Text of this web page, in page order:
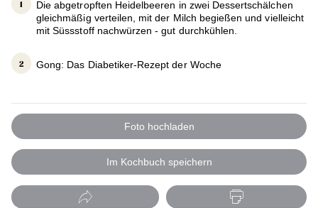
Die abgetropften Heidelbeeren in zwei Dessertschälchen
gleichmäßig verteilen, mit der Milch begießen und vielleicht
mit Süssstoff nachwürzen - gut durchkühlen.
Gong: Das Diabetiker-Rezept der Woche
Foto hochladen
Im Kochbuch speichern